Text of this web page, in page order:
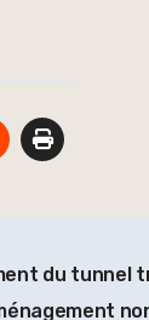
du tunnel